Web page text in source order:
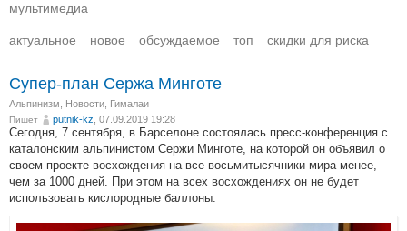
мультимедиа
актуальное новое обсуждаемое топ скидки для риска
Супер-план Сержа Минготе
Альпинизм Новости Гималаи
Пишет putnik-kz , 07.09.2019 19:28
Сегодня, 7 сентября, в Барселоне состоялась пресс-конференция с
каталонским альпинистом Сержи Минготе, на которой он объявил о
своем проекте восхождения на все восьмитысячники мира менее,
чем за 1000 дней. При этом на всех восхождениях он не будет
использовать кислородные баллоны.